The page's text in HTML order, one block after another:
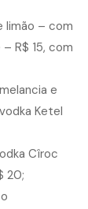
limão – com
R$ 15, com
e
Ketel
Cîroc
20;